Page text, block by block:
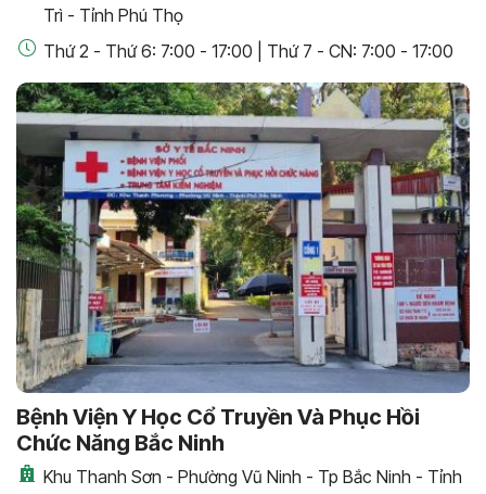
Trì - Tỉnh Phú Thọ
Thứ 2 - Thứ 6: 7:00 - 17:00 | Thứ 7 - CN: 7:00 - 17:00
Bệnh Viện Y Học Cổ Truyền Và Phục Hồi
Chức Năng Bắc Ninh
Khu Thanh Sơn - Phường Vũ Ninh - Tp Bắc Ninh - Tỉnh